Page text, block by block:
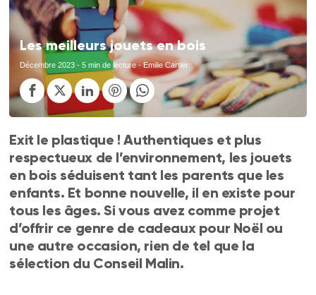
Les meilleurs jouets en bois
Décembre 2023 - 5 min de lecture - Emilie Cartier
Exit le plastique ! Authentiques et plus
respectueux de l’environnement, les jouets
en bois séduisent tant les parents que les
enfants. Et bonne nouvelle, il en existe pour
tous les âges. Si vous avez comme projet
d’offrir ce genre de cadeaux pour Noël ou
une autre occasion, rien de tel que la
sélection du Conseil Malin.